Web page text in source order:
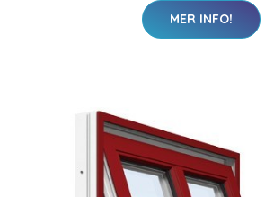
MER INFO!